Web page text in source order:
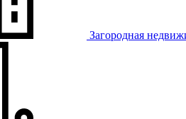
Загородная